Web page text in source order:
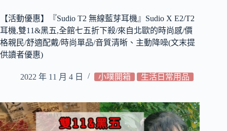
【活動優惠】『Sudio T2 無線藍芽耳機』Sudio X E2/T2
耳機,雙11&黑五,全館七五折下殺/來自北歐的時尚感/價
格親民/舒適配戴/時尚單品/音質清晰、主動降噪(文末提
供讀者優惠)
2022 年 11 月 4 日 小噗開箱 生活日常用品